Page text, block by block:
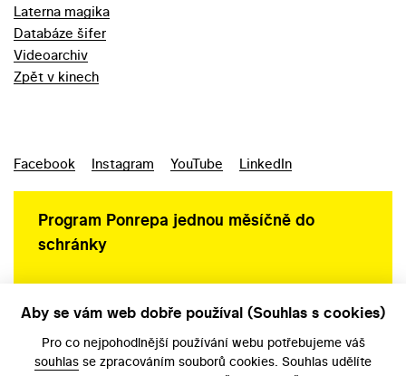
Laterna magika
Databáze šifer
Videoarchiv
Zpět v kinech
Facebook Instagram YouTube LinkedIn
Program Ponrepa jednou měsíčně do
schránky
Aby se vám web dobře používal (Souhlas s cookies)
Pro co nejpohodlnější používání webu potřebujeme váš
souhlas se zpracováním souborů cookies. Souhlas udělíte